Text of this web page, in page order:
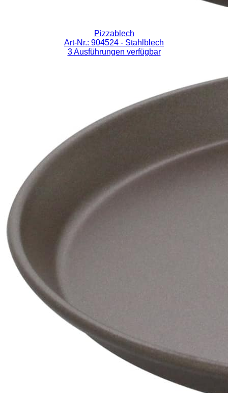
Pizzablech
Art-Nr.: 904524 - Stahlblech
3 Ausführungen verfügbar